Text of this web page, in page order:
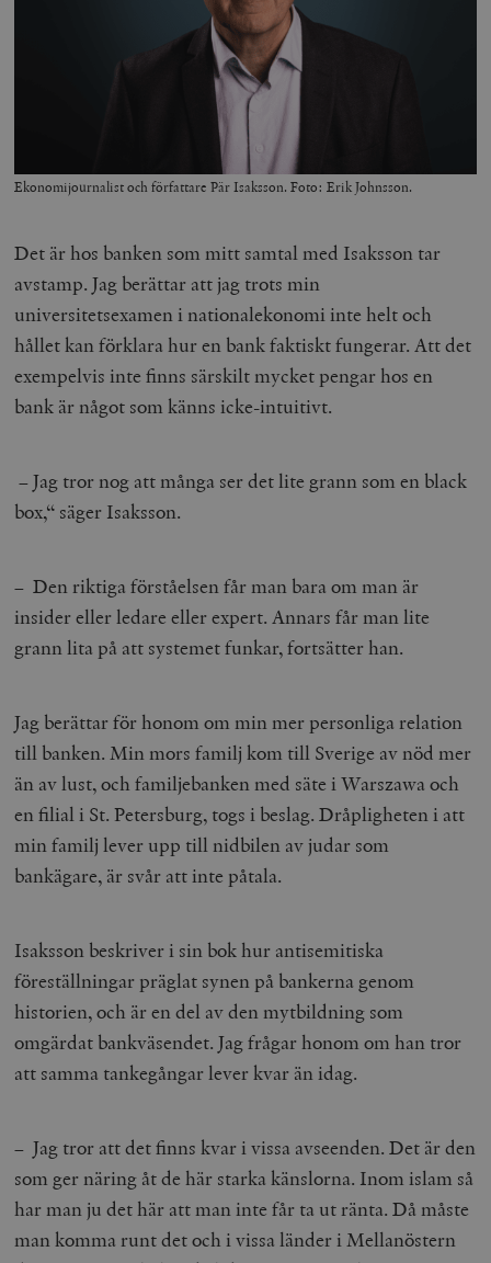
Ekonomijournalist och författare Pär Isaksson. Foto: Erik Johnsson.
Det är hos banken som mitt samtal med Isaksson tar
avstamp. Jag berättar att jag trots min
universitetsexamen i nationalekonomi inte helt och
hållet kan förklara hur en bank faktiskt fungerar. Att det
exempelvis inte finns särskilt mycket pengar hos en
bank är något som känns icke-intuitivt.
– Jag tror nog att många ser det lite grann som en black
box,“ säger Isaksson.
– Den riktiga förståelsen får man bara om man är
insider eller ledare eller expert. Annars får man lite
grann lita på att systemet funkar, fortsätter han.
Jag berättar för honom om min mer personliga relation
till banken. Min mors familj kom till Sverige av nöd mer
än av lust, och familjebanken med säte i Warszawa och
en filial i St. Petersburg, togs i beslag. Dråpligheten i att
min familj lever upp till nidbilen av judar som
bankägare, är svår att inte påtala.
Isaksson beskriver i sin bok hur antisemitiska
föreställningar präglat synen på bankerna genom
historien, och är en del av den mytbildning som
omgärdat bankväsendet. Jag frågar honom om han tror
att samma tankegångar lever kvar än idag.
– Jag tror att det finns kvar i vissa avseenden. Det är den
som ger näring åt de här starka känslorna. Inom islam så
har man ju det här att man inte får ta ut ränta. Då måste
man komma runt det och i vissa länder i Mellanöstern